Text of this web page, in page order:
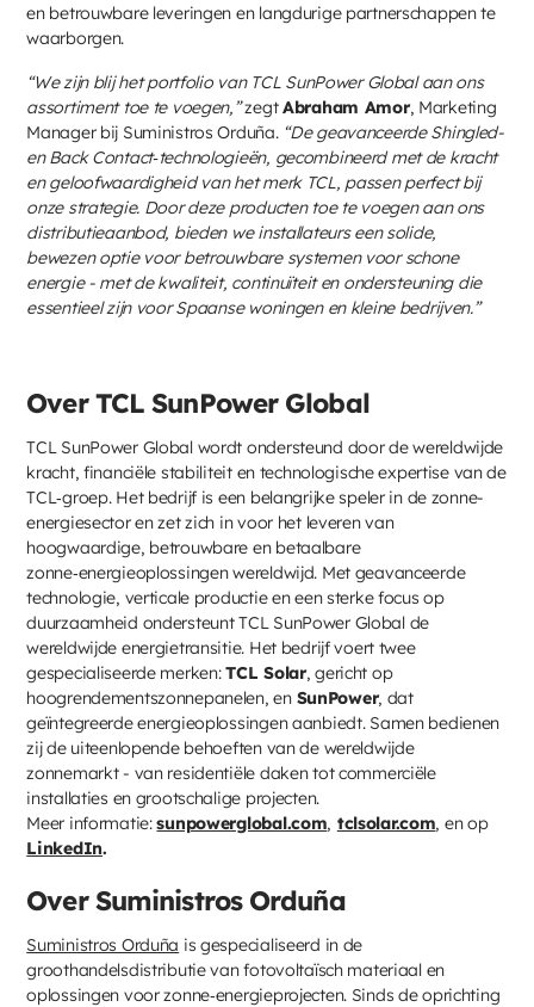
en betrouwbare leveringen en langdurige partnerschappen te
waarborgen.
“We zijn blij het portfolio van TCL SunPower Global aan ons
assortiment toe te voegen,”zegtAbraham Amor, Marketing
Manager bij Suministros Orduña. “De geavanceerde Shingled-
en Back Contact‑technologieën, gecombineerd met de kracht
en geloofwaardigheid van het merk TCL, passen perfect bij
onze strategie. Door deze producten toe te voegen aan ons
distributieaanbod, bieden we installateurs een solide,
bewezen optie voor betrouwbare systemen voor schone
energie - met de kwaliteit, continuïteit en ondersteuning die
essentieel zijn voor Spaanse woningen en kleine bedrijven.”
Over TCL SunPower Global
TCL SunPower Global wordt ondersteund door de wereldwijde
kracht, financiële stabiliteit en technologische expertise van de
TCL‑groep. Het bedrijf is een belangrijke speler in de zonne-
energiesector en zet zich in voor het leveren van
hoogwaardige, betrouwbare en betaalbare
zonne‑energieoplossingen wereldwijd. Met geavanceerde
technologie, verticale productie en een sterke focus op
duurzaamheid ondersteunt TCL SunPower Global de
wereldwijde energietransitie. Het bedrijf voert twee
gespecialiseerde merken:TCL Solar, gericht op
hoogrendementszonnepanelen, en SunPower, dat
geïntegreerde energieoplossingen aanbiedt. Samen bedienen
zij de uiteenlopende behoeften van de wereldwijde
zonnemarkt - van residentiële daken tot commerciële
installaties en grootschalige projecten.
Meer informatie:sunpowerglobal.com, tclsolar.com, en op
LinkedIn.
Over Suministros Orduña
Suministros Orduña is gespecialiseerd in de
groothandelsdistributie van fotovoltaïsch materiaal en
oplossingen voor zonne‑energieprojecten. Sinds de oprichting